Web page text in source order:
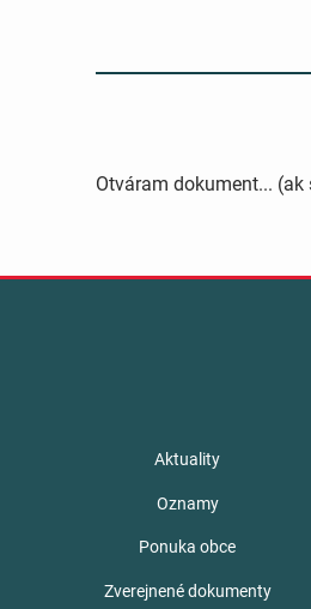
Otváram dokument...
Aktuality
Oznamy
Ponuka obce
Zverejnené dokumenty